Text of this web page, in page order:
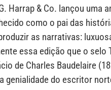
Harrap & Co. lançou uma
como o pai das
as narrativas:
essa edição que o
de Charles Baudelaire
genialidade do escritor